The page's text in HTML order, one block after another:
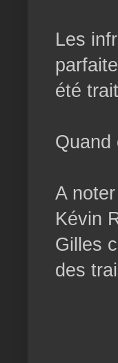
Les
été
A
Kévin
Gilles
des